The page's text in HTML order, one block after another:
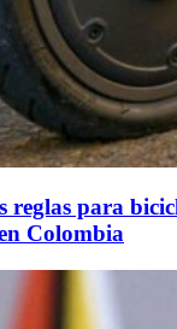
reglas para
Colombia